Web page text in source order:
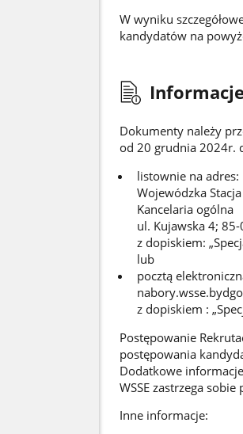
W wyniku
kandydatów na
Dokumenty należy
od 20 grudnia 2024r.
listownie na adres:
Wojewódzka
Kancelaria ogólna
ul. Kujawska 4;
z dopiskiem:
lub
pocztą
z dopiskiem :
Postępowanie
postępowania
Dodatkowe
WSSE zastrzega
Inne informacje: